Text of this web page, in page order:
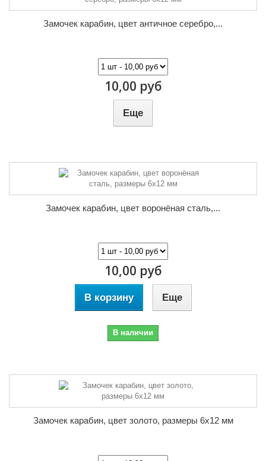
Замочек карабин, цвет античное серебро,...
10,00 руб
Еще
Замочек карабин, цвет воронёная сталь,...
10,00 руб
В корзину Еще
В наличии
Замочек карабин, цвет золото, размеры 6х12 мм